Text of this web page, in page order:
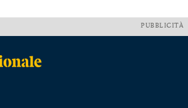
PUBBLICITÀ